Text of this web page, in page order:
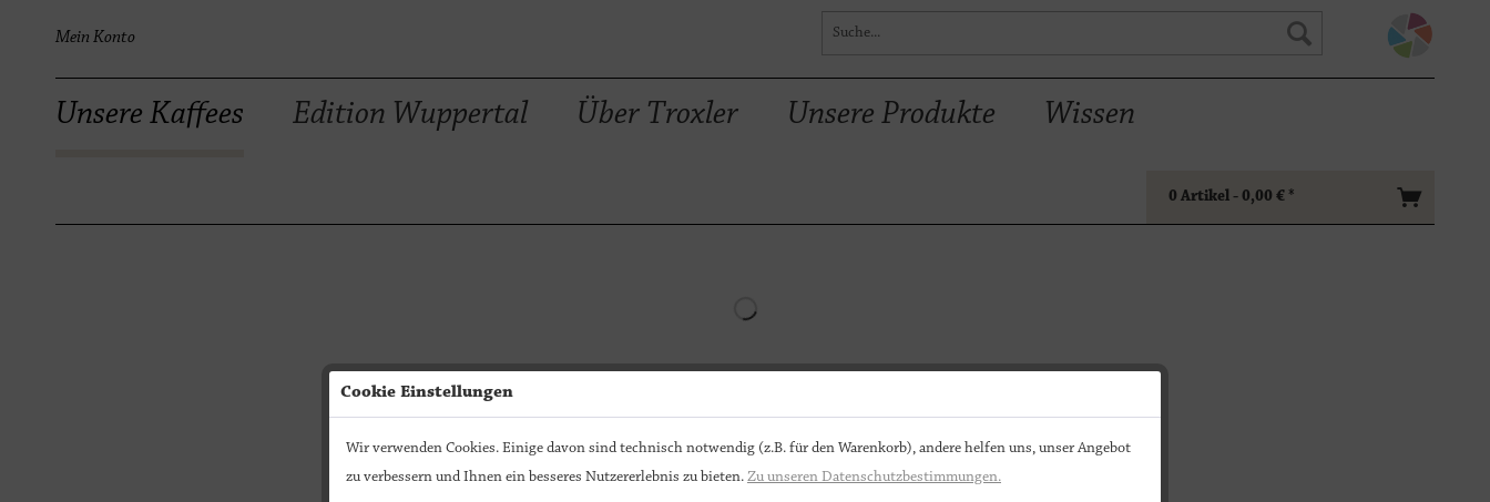
Mein Konto
Unsere Kaffees Edition Wuppertal Über Troxler Unsere Produkte Wissen
0 Artikel - 0,00 € *
Cookie Einstellungen
Wir verwenden Cookies. Einige davon sind technisch notwendig (z.B. für den Warenkorb), andere helfen uns, unser Angebot
zu verbessern und Ihnen ein besseres Nutzererlebnis zu bieten. Zu unseren Datenschutzbestimmungen.